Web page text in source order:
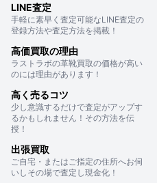
LINE査定
手軽に素早く査定可能なLINE査定の
登録方法や査定方法を掲載！
高価買取の理由
ラストラボの革靴買取の価格が高い
のには理由があります！
高く売るコツ
少し意識するだけで査定がアップす
るかもしれません！その方法を伝
授！
出張買取
ご自宅・またはご指定の住所へお伺
いしその場で査定し現金化！